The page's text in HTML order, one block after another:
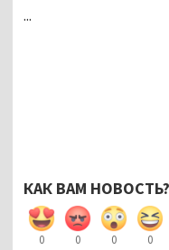
...
КАК ВАМ НОВОСТЬ?
0 0 0 0